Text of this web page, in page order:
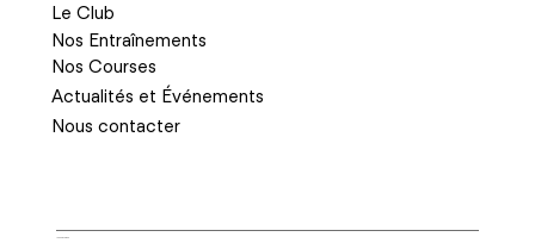
Le Club
Nos Entraînements
Nos Courses
Actualités et Événements
Nous contacter